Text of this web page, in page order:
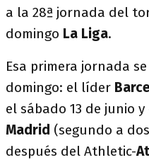
a la 28ª jornada del
domingo La Liga.
Esa primera jornada
domingo: el líder
el sábado 13 de junio
Madrid (segundo a
después del Athletic-